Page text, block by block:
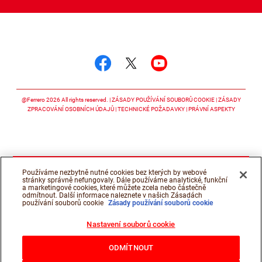
@Ferrero 2026 All rights reserved. ZÁSADY POUŽÍVÁNÍ SOUBORŮ COOKIE ZÁSADY
ZPRACOVÁNÍ OSOBNÍCH ÚDAJŮ TECHNICKÉ POŽADAVKY PRÁVNÍ ASPEKTY
Používáme nezbytně nutné cookies bez kterých by webové
stránky správně nefungovaly. Dále používáme analytické, funkční
a marketingové cookies, které můžete zcela nebo částečně
odmítnout. Další informace naleznete v našich Zásadách
používání souborů cookie Zásady používání souborů cookie
Nastavení souborů cookie
ODMÍTNOUT